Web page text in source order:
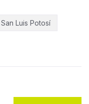
San Luis Potosí